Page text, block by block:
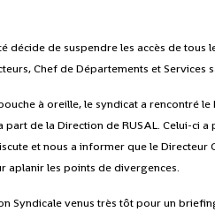
décide de suspendre les accès de tous
Chef de Départements et Services
à oreille, le syndicat a rencontré
de la Direction de RUSAL. Celui-ci
et nous a informer que le Directeur
aplanir les points de divergences.
Syndicale venus très tôt pour un